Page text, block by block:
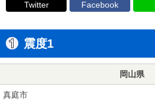
Twitter Facebook
震度1
岡山県
真庭市